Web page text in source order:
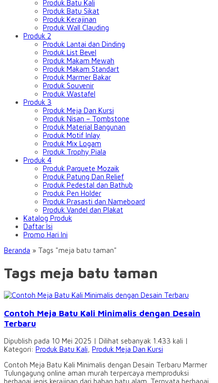
Produk Batu Kali
Produk Batu Sikat
Produk Kerajinan
Produk Wall Clauding
Produk 2
Produk Lantai dan Dinding
Produk List Bevel
Produk Makam Mewah
Produk Makam Standart
Produk Marmer Bakar
Produk Souvenir
Produk Wastafel
Produk 3
Produk Meja Dan Kursi
Produk Nisan – Tombstone
Produk Material Bangunan
Produk Motif Inlay
Produk Mix Logam
Produk Trophy Piala
Produk 4
Produk Parquete Mozaik
Produk Patung Dan Relief
Produk Pedestal dan Bathub
Produk Pen Holder
Produk Prasasti dan Nameboard
Produk Vandel dan Plakat
Katalog Produk
Daftar Isi
Promo Hari Ini
Beranda » Tags "meja batu taman"
Tags meja batu taman
Contoh Meja Batu Kali Minimalis dengan Desain
Terbaru
Dipublish pada 10 Mei 2025 | Dilihat sebanyak 1.433 kali |
Kategori: Produk Batu Kali Produk Meja Dan Kursi
Contoh Meja Batu Kali Minimalis dengan Desain Terbaru Marmer
Tulungagung online aman murah terpercaya memproduksi